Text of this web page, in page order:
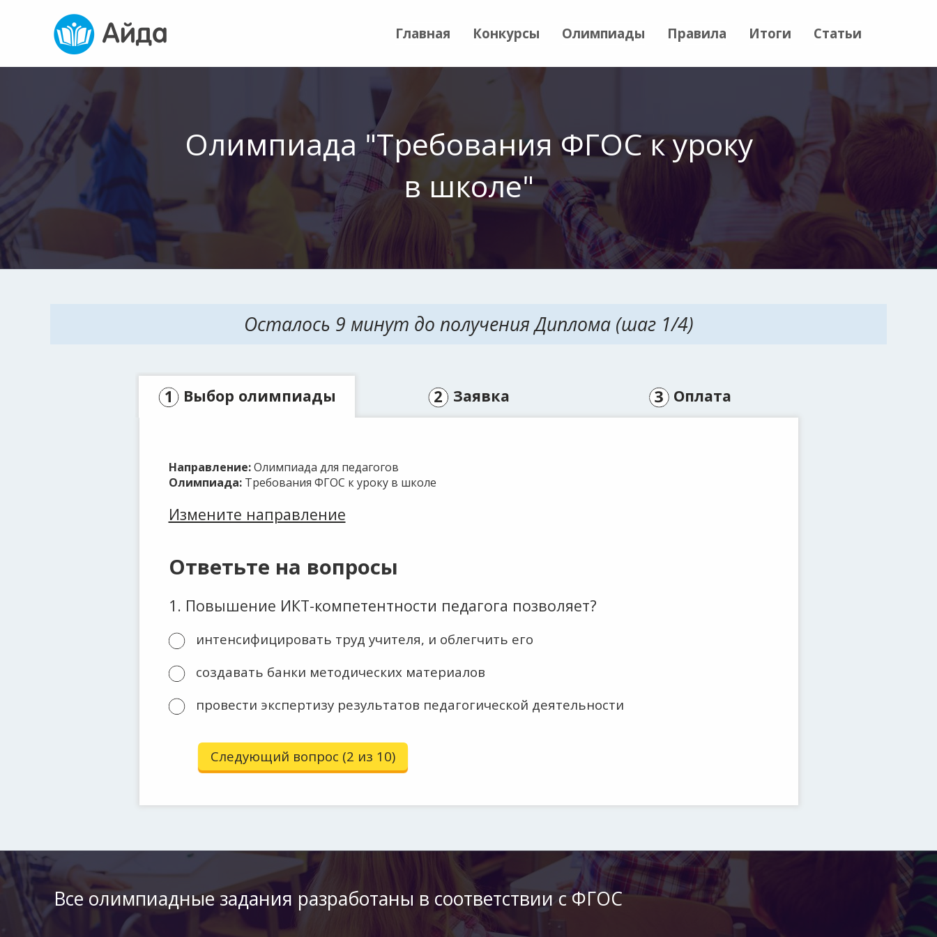
Главная Конкурсы Олимпиады Правила Итоги Статьи
Олимпиада "Требования ФГОС к уроку
в школе"
Осталось 9 минут до получения Диплома (шаг 1/4)
Выбор олимпиады Заявка Оплата
Направление:Олимпиада для педагогов
Олимпиада: Требования ФГОС к уроку в школе
Измените направление
Ответьте на вопросы
1 . Повышение ИКТ-компетентности педагога позволяет?
интенсифицировать труд учителя, и облегчить его
создавать банки методических материалов
провести экспертизу результатов педагогической деятельности
Следующий вопрос (2 из 10)
Все олимпиадные задания разработаны в соответствии с ФГОС